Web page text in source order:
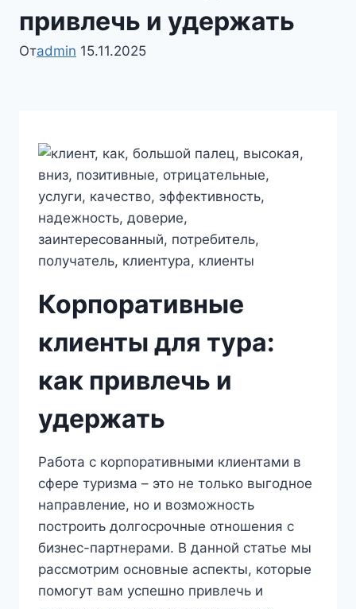
привлечь и удержать
Отadmin 15.11.2025
Корпоративные
клиенты для тура:
как привлечь и
удержать
Работа с корпоративными клиентами в
сфере туризма – это не только выгодное
направление, но и возможность
построить долгосрочные отношения с
бизнес-партнерами. В данной статье мы
рассмотрим основные аспекты, которые
помогут вам успешно привлечь и